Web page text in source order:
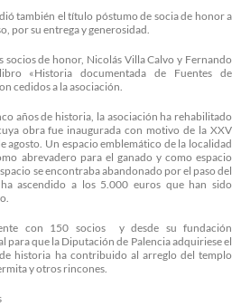
también el título póstumo de socia de honor a
por su entrega y generosidad.
de honor, Nicolás Villa Calvo y Fernando
«Historia documentada de Fuentes de
cedidos a la asociación.
años de historia, la asociación ha rehabilitado
obra fue inaugurada con motivo de la XXV
agosto. Un espacio emblemático de la localidad
abrevadero para el ganado y como espacio
se encontraba abandonado por el paso del
ascendido a los 5.000 euros que han sido
con 150 socios y desde su fundación
para que la Diputación de Palencia adquiriese el
historia ha contribuido al arreglo del templo
y otros rincones.